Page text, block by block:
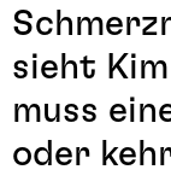
sieht
muss
oder